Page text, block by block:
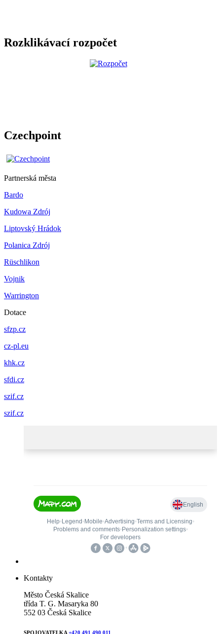
Rozklikávací rozpočet
Czechpoint
Partnerská města
Bardo
Kudowa Zdrój
Liptovský Hrádok
Polanica Zdrój
Rüschlikon
Vojnik
Warrington
Dotace
sfzp.cz
cz-pl.eu
khk.cz
sfdi.cz
szif.cz
szif.cz
Kontakty
Město Česká Skalice
třída T. G. Masaryka 80
552 03 Česká Skalice
SPOJOVATELKA +420 491 490 011